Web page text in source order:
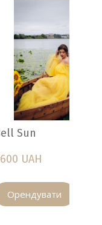
Sun
UAH
Орендувати